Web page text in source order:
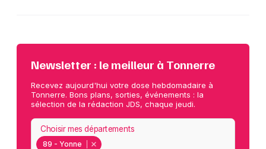
Newsletter : le meilleur à Tonnerre
Recevez aujourd'hui votre dose hebdomadaire à
Tonnerre. Bons plans, sorties, événements : la
sélection de la rédaction JDS, chaque jeudi.
89 - Yonne
Choisir mes départements